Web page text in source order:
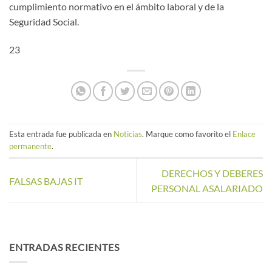
cumplimiento normativo en el ámbito laboral y de la
Seguridad Social.
23
Esta entrada fue publicada en Noticias. Marque como favorito el Enlace
permanente.
FALSAS BAJAS IT
DERECHOS Y DEBERES
PERSONAL ASALARIADO
ENTRADAS RECIENTES